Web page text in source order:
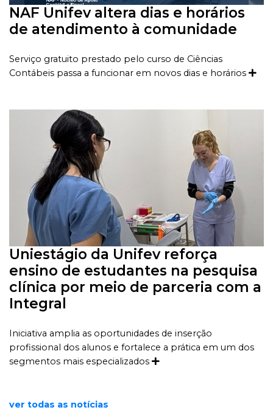
NAF Unifev altera dias e horários
de atendimento à comunidade
Serviço gratuito prestado pelo curso de Ciências
Contábeis passa a funcionar em novos dias e horários
Uniestágio da Unifev reforça
ensino de estudantes na pesquisa
clínica por meio de parceria com a
Integral
Iniciativa amplia as oportunidades de inserção
profissional dos alunos e fortalece a prática em um dos
segmentos mais especializados
ver todas as notícias